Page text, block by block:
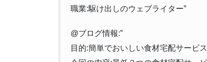
職業:駆け出しのウェブライター”
@ブログ情報:”
目的:簡単でおいしい食材宅配サービ